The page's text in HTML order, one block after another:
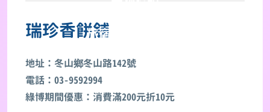
旅宿合作優惠資訊
Language
瑞珍香餅舖
地址：冬山鄉冬山路142號
電話：03-9592994
綠博期間優惠：消費滿200元折10元